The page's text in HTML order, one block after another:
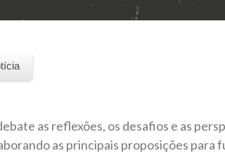
as reflexões, os desafios e as
as principais proposições para